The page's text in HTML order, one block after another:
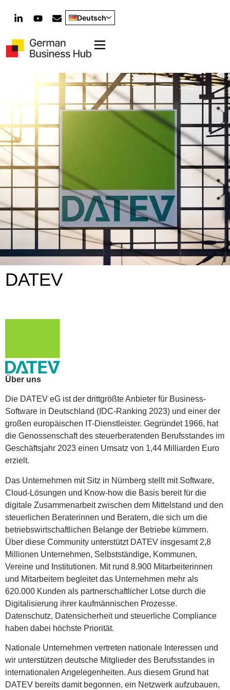
Deutsch
DATEV
Über uns
Die DATEV eG ist der drittgrößte Anbieter für Business-
Software in Deutschland (IDC-Ranking 2023) und einer der
großen europäischen IT-Dienstleister. Gegründet 1966, hat
die Genossenschaft des steuerberatenden Berufsstandes im
Geschäftsjahr 2023 einen Umsatz von 1,44 Milliarden Euro
erzielt.
Das Unternehmen mit Sitz in Nürnberg stellt mit Software,
Cloud-Lösungen und Know-how die Basis bereit für die
digitale Zusammenarbeit zwischen dem Mittelstand und den
steuerlichen Beraterinnen und Beratern, die sich um die
betriebswirtschaftlichen Belange der Betriebe kümmern.
Über diese Community unterstützt DATEV insgesamt 2,8
Millionen Unternehmen, Selbstständige, Kommunen,
Vereine und Institutionen. Mit rund 8.900 Mitarbeiterinnen
und Mitarbeitern begleitet das Unternehmen mehr als
620.000 Kunden als partnerschaftlicher Lotse durch die
Digitalisierung ihrer kaufmännischen Prozesse.
Datenschutz, Datensicherheit und steuerliche Compliance
haben dabei höchste Priorität.
Nationale Unternehmen vertreten nationale Interessen und
wir unterstützen deutsche Mitglieder des Berufsstandes in
internationalen Angelegenheiten. Aus diesem Grund hat
DATEV bereits damit begonnen, ein Netzwerk aufzubauen,